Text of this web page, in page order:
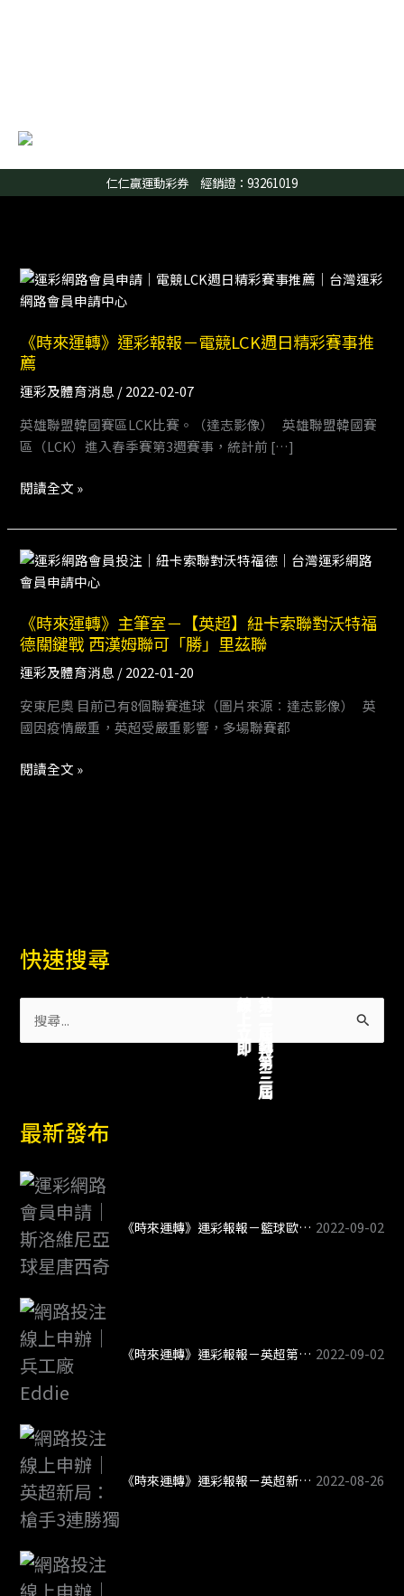
仁仁贏運動彩券 經銷證：93261019
《時來運轉》運彩報報－電競LCK週日精彩賽事推
薦
運彩及體育消息 /2022-02-07
英雄聯盟韓國賽區LCK比賽。（達志影像） 英雄聯盟韓國賽
區（LCK）進入春季賽第3週賽事，統計前 […]
《時
來
轉》
運
彩
報
－
競
日
精
賽
事
推
閱讀全文 »
《時來運轉》主筆室－【英超】紐卡索聯對沃特福
德關鍵戰 西漢姆聯可「勝」里茲聯
運彩及體育消息 /2022-01-20
安東尼奧 目前已有8個聯賽進球（圖片來源︰達志影像） 英
國因疫情嚴重，英超受嚴重影響，多場聯賽都
《時
來
轉》
主
筆
－
【英
紐
德
關
鍵
可
「勝」
里
茲
聯
閱讀全文 »
快速搜尋
尋
字
最新發布
《時來運轉》運彩報報－籃球歐錦賽開打 斯洛維尼亞大戰立陶宛 2022-09-02
《時來運轉》運彩報報－英超第6輪：3場德比、槍魔大戰 2022-09-02
《時來運轉》運彩報報－英超新局：槍手3連勝獨佔榜首 紅軍未開胡倒數第5 2022-08-26
第二屆轉第三屆
線上立即